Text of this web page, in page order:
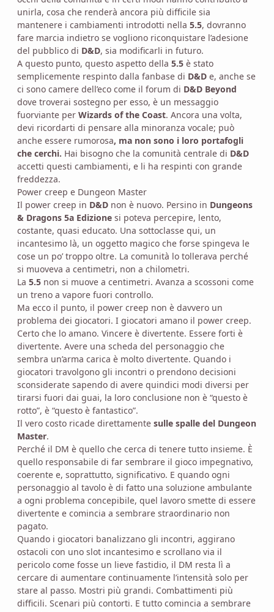
unirla, cosa che renderà ancora più difficile sia
mantenere i cambiamenti introdotti nella 5.5, dovranno
fare marcia indietro se vogliono riconquistare l’adesione
del pubblico di D&D, sia modificarli in futuro.
A questo punto, questo aspetto della 5.5 è stato
semplicemente respinto dalla fanbase di D&D e, anche se
ci sono camere dell’eco come il forum di D&D Beyond
dove troverai sostegno per esso, è un messaggio
fuorviante per Wizards of the Coast. Ancora una volta,
devi ricordarti di pensare alla minoranza vocale; può
anche essere rumorosa, ma non sono i loro portafogli
che cerchi. Hai bisogno che la comunità centrale di D&D
accetti questi cambiamenti, e li ha respinti con grande
freddezza.
Power creep e Dungeon Master
Il power creep in D&D non è nuovo. Persino in Dungeons
& Dragons 5a Edizione si poteva percepire, lento,
costante, quasi educato. Una sottoclasse qui, un
incantesimo là, un oggetto magico che forse spingeva le
cose un po’ troppo oltre. La comunità lo tollerava perché
si muoveva a centimetri, non a chilometri.
La 5.5 non si muove a centimetri. Avanza a scossoni come
un treno a vapore fuori controllo.
Ma ecco il punto, il power creep non è davvero un
problema dei giocatori. I giocatori amano il power creep.
Certo che lo amano. Vincere è divertente. Essere forti è
divertente. Avere una scheda del personaggio che
sembra un’arma carica è molto divertente. Quando i
giocatori travolgono gli incontri o prendono decisioni
sconsiderate sapendo di avere quindici modi diversi per
tirarsi fuori dai guai, la loro conclusione non è “questo è
rotto”, è “questo è fantastico”.
Il vero costo ricade direttamente sulle spalle del Dungeon
Master.
Perché il DM è quello che cerca di tenere tutto insieme. È
quello responsabile di far sembrare il gioco impegnativo,
coerente e, soprattutto, significativo. E quando ogni
personaggio al tavolo è di fatto una soluzione ambulante
a ogni problema concepibile, quel lavoro smette di essere
divertente e comincia a sembrare straordinario non
pagato.
Quando i giocatori banalizzano gli incontri, aggirano
ostacoli con uno slot incantesimo e scrollano via il
pericolo come fosse un lieve fastidio, il DM resta lì a
cercare di aumentare continuamente l’intensità solo per
stare al passo. Mostri più grandi. Combattimenti più
difficili. Scenari più contorti. E tutto comincia a sembrare